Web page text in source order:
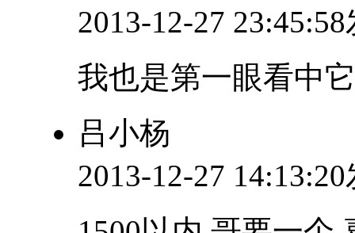
2013-12-27
我也是第一眼看中
吕小杨
2013-12-27